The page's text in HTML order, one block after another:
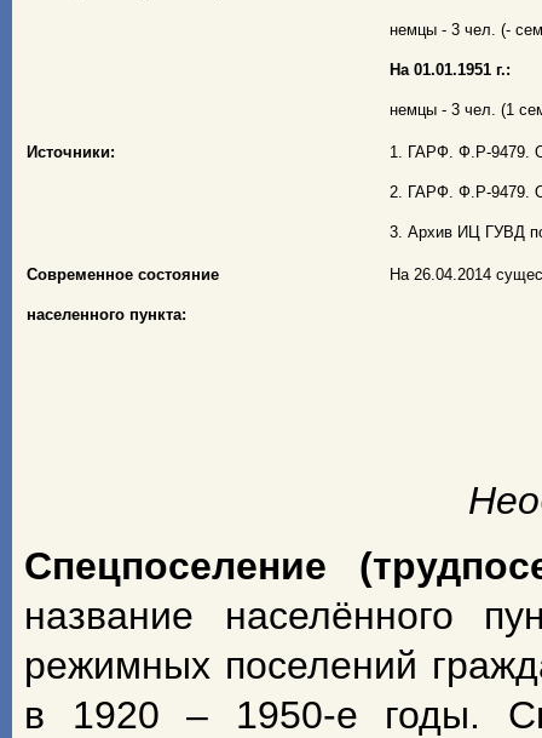
немцы - 3 чел. (-
На 01.01.1951 г.:
немцы - 3 чел. (1
Источники: 1. ГАРФ. Ф.Р-9479.
2. ГАРФ. Ф.Р-9479.
3. Архив ИЦ ГУВД
Современное состояние
населенного пункта:
На 26.04.2014
Спецпоселение
название населённого
режимных поселений
в 1920 – 1950-е годы.